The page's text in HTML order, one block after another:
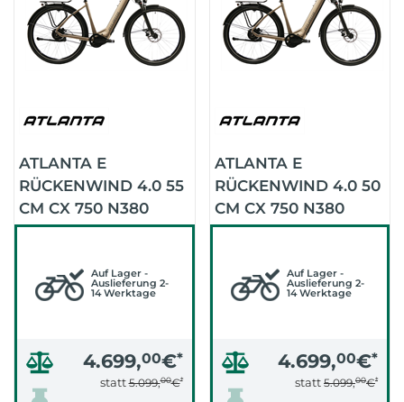
ATLANTA E
RÜCKENWIND 4.0 55
CM CX 750 N380
GATES 2024 (STEIN
GRAU)
Auf Lager -
Auslieferung 2-
14 Werktage
4.699,00€*
statt5.099,00€*
ATLANTA E
RÜCKENWIND 4.0 50
CM CX 750 N380
GATES 2024 (STEIN
GRAU)
Auf Lager -
Auslieferung 2-
14 Werktage
4.699,00€*
statt 5.099,00€*